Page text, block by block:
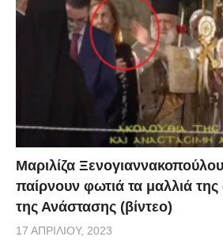
Μαριλίζα
παίρνουν φωτιά τα μαλλιά της
της Ανάστασης (βίντεο)
17 ΑΠΡΙΛΊΟΥ, 2023